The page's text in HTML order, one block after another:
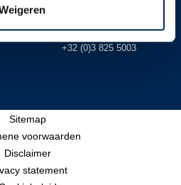
+32 (0)3 825 5003
Sitemap
voorwaarden
Disclaimer
statement